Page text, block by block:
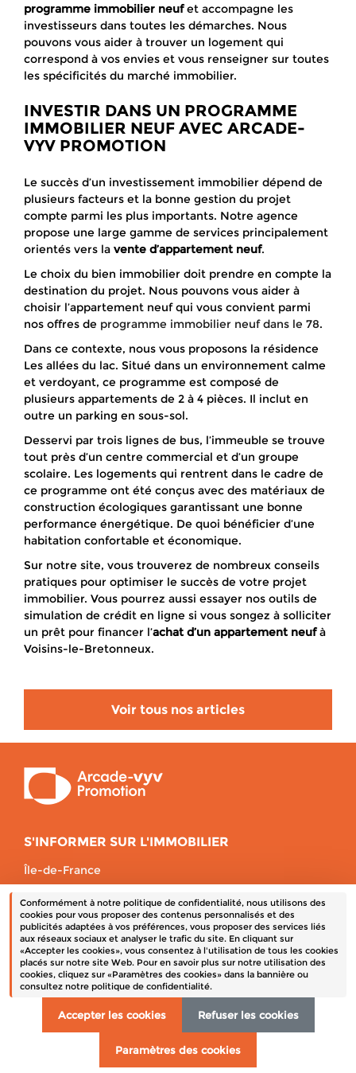
Conformément à notre politique de confidentialité, nous utilisons des
cookies pour vous proposer des contenus personnalisés et des
publicités adaptées à vos préférences, vous proposer des services liés
aux réseaux sociaux et analyser le trafic du site. En cliquant sur
«Accepter les cookies», vous consentez à l'utilisation de tous les cookies
placés sur notre site Web. Pour en savoir plus sur notre utilisation des
cookies, cliquez sur «Paramètres des cookies» dans la bannière ou
consultez notre politique de confidentialité.
Accepter les cookies Refuser les cookies
Paramètres des cookies
programme immobilier neufet accompagne les
investisseurs dans toutes les démarches. Nous
pouvons vous aider à trouver un logement qui
correspond à vos envies et vous renseigner sur toutes
les spécificités du marché immobilier.
INVESTIR DANS UN PROGRAMME
IMMOBILIER NEUF AVEC ARCADE-
VYV PROMOTION
Le succès d’un investissement immobilier dépend de
plusieurs facteurs et la bonne gestion du projet
compte parmi les plus importants. Notre agence
propose une large gamme de services principalement
orientés vers la vente d’appartement neuf.
Le choix du bien immobilier doit prendre en compte la
destination du projet. Nous pouvons vous aider à
choisir l’appartement neuf qui vous convient parmi
nos offres de programme immobilier neuf dans le 78.
Dans ce contexte, nous vous proposons la résidence
Les allées du lac. Situé dans un environnement calme
et verdoyant, ce programme est composé de
plusieurs appartements de 2 à 4 pièces. Il inclut en
outre un parking en sous-sol.
Desservi par trois lignes de bus, l’immeuble se trouve
tout près d’un centre commercial et d’un groupe
scolaire. Les logements qui rentrent dans le cadre de
ce programme ont été conçus avec des matériaux de
construction écologiques garantissant une bonne
performance énergétique. De quoi bénéficier d’une
habitation confortable et économique.
Sur notre site, vous trouverez de nombreux conseils
pratiques pour optimiser le succès de votre projet
immobilier. Vous pourrez aussi essayer nos outils de
simulation de crédit en ligne si vous songez à solliciter
un prêt pour financer l’achat d’un appartement neufà
Voisins-le-Bretonneux.
Voir tous nos articles
S'INFORMER SUR L'IMMOBILIER
Île-de-France
Bretagne
Centre-Val de Loire
Un terrain à vendre
Mentions obligatoires
Données personnelles
Contact